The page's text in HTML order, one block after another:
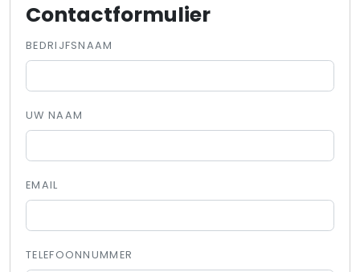
Contactformulier
BEDRIJFSNAAM
UW NAAM
EMAIL
TELEFOONNUMMER